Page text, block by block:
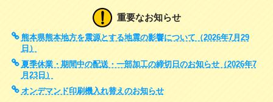
重要なお知らせ
熊本県熊本地方を震源とする地震の影響について（2026年7月29
日）
夏季休業・期間中の配送・一部加工の締切日のお知らせ（2026年7
月23日）
オンデマンド印刷機入れ替えのお知らせ